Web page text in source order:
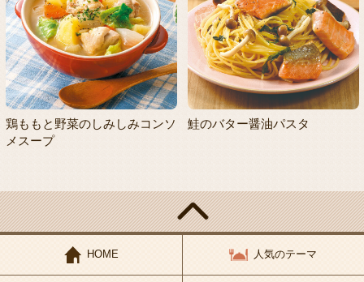
鶏ももと野菜のしみしみコンソ
メスープ
鮭のバター醤油パスタ
HOME 人気のテーマ